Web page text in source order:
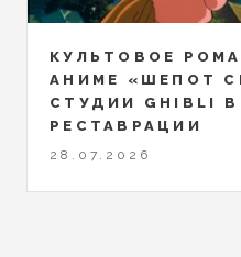
КУЛЬТОВОЕ
АНИМЕ «ШЕПОТ
СТУДИИ GHIBLI
РЕСТАВРАЦИИ
28.07.2026